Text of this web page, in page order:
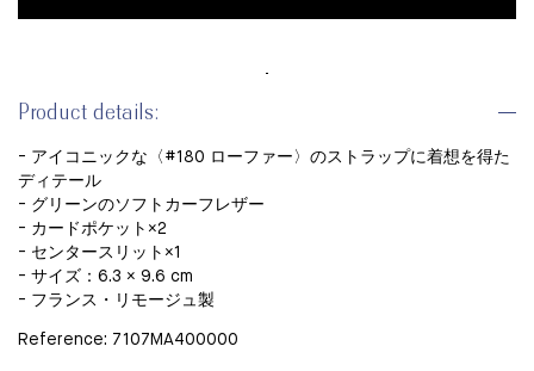
Product details:
- アイコニックな〈#180 ローファー〉のストラップに着想を得た
ディテール
- グリーンのソフトカーフレザー
- カードポケット×2
- センタースリット×1
- サイズ：6.3 × 9.6 cm
- フランス・リモージュ製
Reference: 7107MA400000